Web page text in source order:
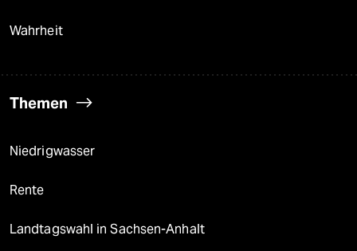
Wahrheit
Themen
Niedrigwasser
Rente
Landtagswahl in Sachsen-Anhalt